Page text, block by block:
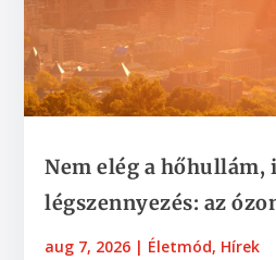
Nem elég a hőhullám,
légszennyezés: az
aug 7, 2026 | Életmód, Hírek